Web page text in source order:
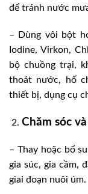
để tránh nước
– Dùng vôi bột
Iodine, Virkon,
bộ chuồng trại,
thoát nước, hố
thiết bị, dụng cụ
Chăm sóc
– Thay hoặc bổ
gia súc, gia cầm,
giai đoạn nuôi úm.